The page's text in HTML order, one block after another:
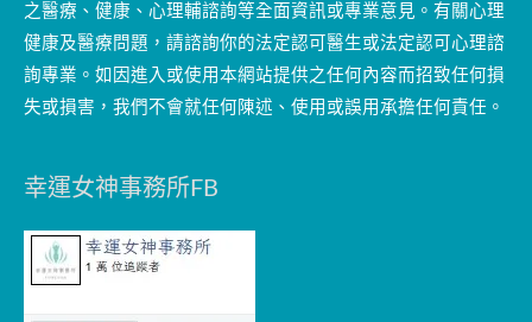
之醫療、健康、心理輔諮詢等全面資訊或專業意見。有關心理
健康及醫療問題，請諮詢你的法定認可醫生或法定認可心理諮
詢專業。如因進入或使用本網站提供之任何內容而招致任何損
失或損害，我們不會就任何陳述、使用或誤用承擔任何責任。
幸運女神事務所FB